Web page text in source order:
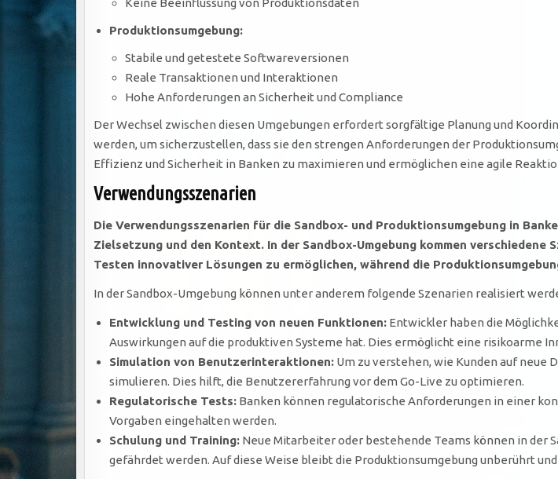
Produktionsumgebung:
Stabile und getestete Softwareversionen
Reale Transaktionen und Interaktionen
Hohe Anforderungen an Sicherheit und Compliance
Der Wechsel zwischen diesen Umgebungen erfordert sorgfältige Planung und
werden, um sicherzustellen, dass sie den strengen Anforderungen der
Effizienz und Sicherheit in Banken zu maximieren und ermöglichen eine agile
Verwendungsszenarien
Die Verwendungsszenarien für die Sandbox- und Produktionsumgebung in
Zielsetzung und den Kontext. In der Sandbox-Umgebung kommen
Testen innovativer Lösungen zu ermöglichen, während die
In der Sandbox-Umgebung können unter anderem folgende Szenarien realisiert
Entwicklung und Testing von neuen Funktionen: Entwickler haben die
Auswirkungen auf die produktiven Systeme hat. Dies ermöglicht eine risikoarme
Simulation von Benutzerinteraktionen: Um zu verstehen, wie Kunden auf
simulieren. Dies hilft, die Benutzererfahrung vor dem Go-Live zu optimieren.
Regulatorische Tests: Banken können regulatorische Anforderungen in einer
Vorgaben eingehalten werden.
Schulung und Training: Neue Mitarbeiter oder bestehende Teams können in der
gefährdet werden. Auf diese Weise bleibt die Produktionsumgebung unberührt und